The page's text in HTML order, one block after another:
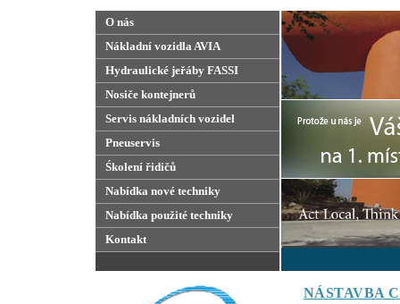
O nás
Nákladní vozidla AVIA
Hydraulické jeřáby FASSI
Nosiče kontejnerů
Servis nákladních vozidel
Pneuservis
Śkolení řidičů
Nabídka nové techniky
Nabídka použité techniky
Kontakt
NÁSTAVBA